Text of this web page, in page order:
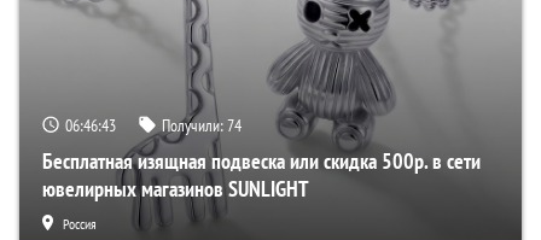
06:46:42 Получили:74
Бесплатная изящная подвеска или скидка 500р. в сети
ювелирных магазинов SUNLIGHT
Россия